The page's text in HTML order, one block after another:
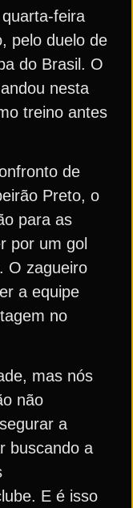
feira
pelo duelo de
do Brasil. O
nesta
treino antes
de
Preto, o
para as
por um gol
O zagueiro
a equipe
no
mas nós
não
a
buscando a
E é isso